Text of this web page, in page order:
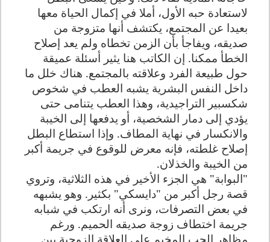
لاستعادة حبه الأول، أملا في إكمال الحياة معها
بعيدا عن المجتمع، يكتشف أنها متزوجة من
صديقه، ويفاجأ بأن الزمن تخطاه ولم يعد إصلاح
الخطأ ممكنا. إن الكاتب هنا يثير أسئلة عميقة
حول طبيعة الفرد وعلاقته بالمجتمع. هناك خلل ما
داخل النفس البشرية يشبه العطب في شخوص
شكسبير التراجيدية، وهذا العطب يتنامى حتى
يؤدي إلى دمار الشخصية، أو يدفعها إلى الخيبة
والانكسار في نهاية المطاف. وإذا استطاع البطل
إصلاح غلطته، فإنه معرض للوقوع في جريمة أكبر
من الخيبة والخذلان.
"البوابة" هي الجزء الأخير في هذه الثلاثية، وتروي
قصة رجل أكبر من "دايسكي" بكثير. وهو يشبهه
في بعض التصرفات، ونرى أنه ارتكب في شبابه
جريمة اختطاف زوجة صديقه الحميم. ورغم
مظاهر الحب المخيم على العلاقة الزوجية بين